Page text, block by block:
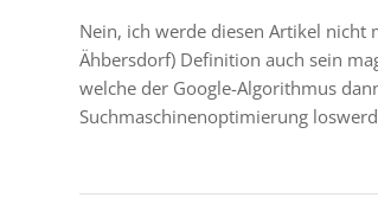
Nein, ich werde diesen Artikel nicht
Ähbersdorf) Definition auch sein
welche der Google-Algorithmus
Suchmaschinenoptimierung